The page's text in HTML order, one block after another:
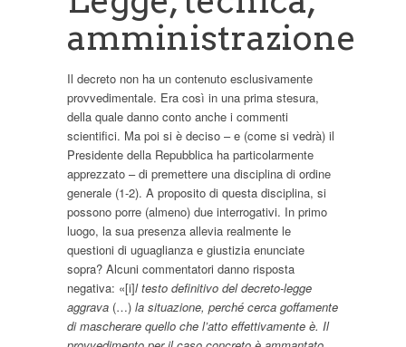
amministrazione
Il decreto non ha un contenuto esclusivamente
provvedimentale. Era così in una prima stesura,
della quale danno conto anche i commenti
scientifici. Ma poi si è deciso – e (come si vedrà) il
Presidente della Repubblica ha particolarmente
apprezzato – di premettere una disciplina di ordine
generale (1-2). A proposito di questa disciplina, si
possono porre (almeno) due interrogativi. In primo
luogo, la sua presenza allevia realmente le
questioni di uguaglianza e giustizia enunciate
sopra? Alcuni commentatori danno risposta
negativa: «[i]l testo definitivo del decreto-legge
aggrava (…) la situazione, perché cerca goffamente
di mascherare quello che l’atto effettivamente è. Il